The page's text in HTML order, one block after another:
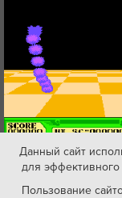
Данный сайт
для
Пользование